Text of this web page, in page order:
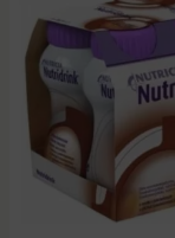
Nutrison
výživa,
diabetes,